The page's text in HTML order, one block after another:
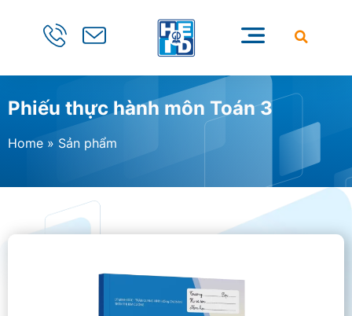
Phiếu thực hành môn Toán 3
Home » Sản phẩm